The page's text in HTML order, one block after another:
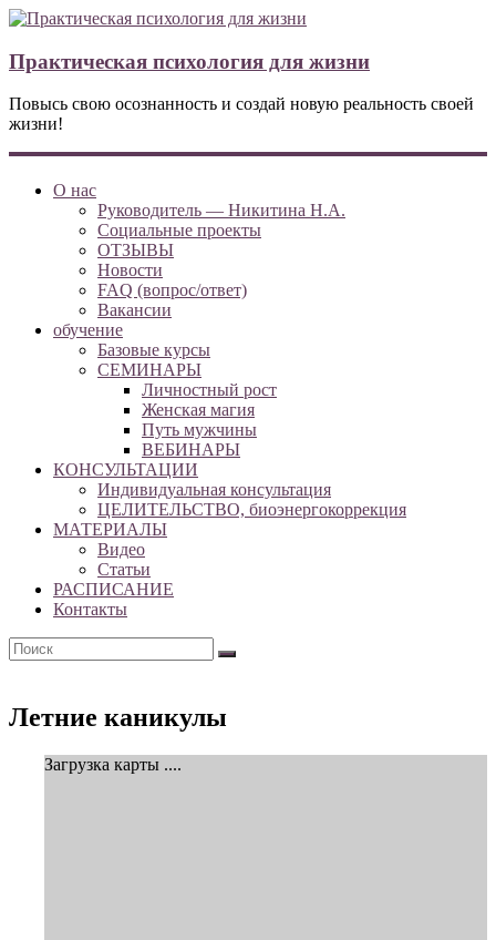
Практическая психология для жизни
Повысь свою осознанность и создай новую реальность своей
жизни!
О нас
Руководитель — Никитина Н.А.
Социальные проекты
ОТЗЫВЫ
Новости
FAQ (вопрос/ответ)
Вакансии
обучение
Базовые курсы
СЕМИНАРЫ
Личностный рост
Женская магия
Путь мужчины
ВЕБИНАРЫ
КОНСУЛЬТАЦИИ
Индивидуальная консультация
ЦЕЛИТЕЛЬСТВО, биоэнергокоррекция
МАТЕРИАЛЫ
Видео
Статьи
РАСПИСАНИЕ
Контакты
Летние каникулы
Загрузка карты ....